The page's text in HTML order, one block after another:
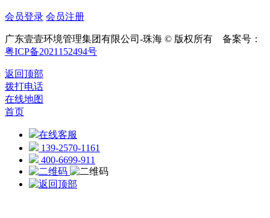
会员登录 会员注册
广东壹壹环境管理集团有限公司-珠海 © 版权所有 备案号：
粤ICP备2021152494号
返回顶部
拨打电话
在线地图
首页
在线客服
139-2570-1161
400-6699-911